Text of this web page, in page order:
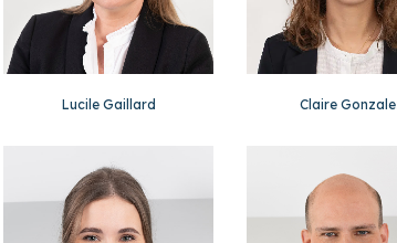
Lucile Gaillard Claire